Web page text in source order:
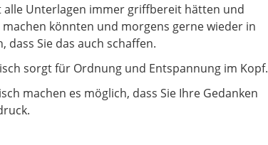
alle Unterlagen immer griffbereit hätten und
könnten und morgens gerne wieder in
dass Sie das auch schaffen.
sorgt für Ordnung und Entspannung im Kopf.
machen es möglich, dass Sie Ihre Gedanken